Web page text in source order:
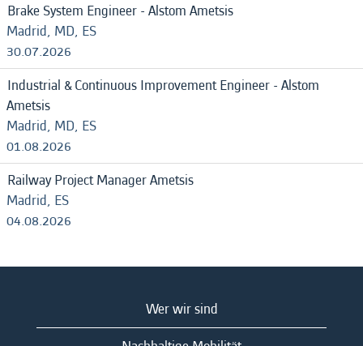
Brake System Engineer - Alstom Ametsis
Madrid, MD, ES
30.07.2026
Industrial & Continuous Improvement Engineer - Alstom
Ametsis
Madrid, MD, ES
01.08.2026
Railway Project Manager Ametsis
Madrid, ES
04.08.2026
Wer wir sind